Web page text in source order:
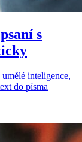
s
inteligence,
do písma